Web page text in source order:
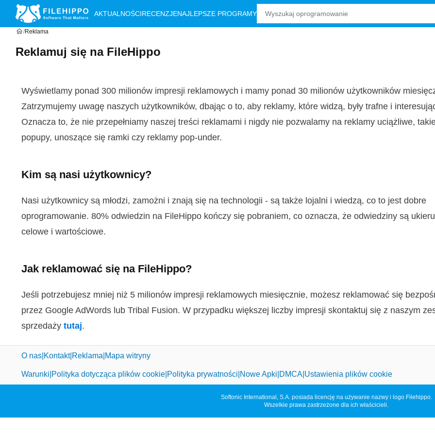
AKTUALNOŚCIRECENZJENAJLEPSZE PROGRAMY
Reklama
Reklamuj się na FileHippo
Wyświetlamy ponad 300 milionów impresji reklamowych i mamy ponad 30 milionów użytkowników
Zatrzymujemy uwagę naszych użytkowników, dbając o to, aby reklamy, które widzą, były trafne i
Oznacza to, że nie przepełniamy naszej treści reklamami i nigdy nie pozwalamy na reklamy uciążliwe,
popupy, unoszące się ramki czy reklamy pop-under.
Kim są nasi użytkownicy?
Nasi użytkownicy są młodzi, zamożni i znają się na technologii - są także lojalni i wiedzą, co to jest dobre
oprogramowanie. 80% odwiedzin na FileHippo kończy się pobraniem, co oznacza, że odwiedziny są
celowe i wartościowe.
Jak reklamować się na FileHippo?
Jeśli potrzebujesz mniej niż 5 milionów impresji reklamowych miesięcznie, możesz reklamować się
przez Google AdWords lub Tribal Fusion. W przypadku większej liczby impresji skontaktuj się z naszym
sprzedaży tutaj.
O nas Kontakt Reklama Mapa witryny
Warunki Polityka dotycząca plików cookie Polityka prywatności Nowe Apki DMCA Ustawienia plików cookie
Softonic International, S.A. posiada licencję na używanie nazwy i logo Filehippo.
Wszelkie prawa zastrzeżone dla ich właścicieli.